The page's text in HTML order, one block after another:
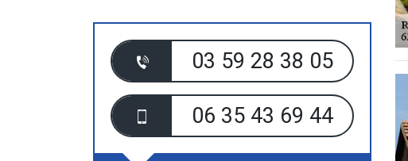
03 59 28 38 05
06 35 43 69 44